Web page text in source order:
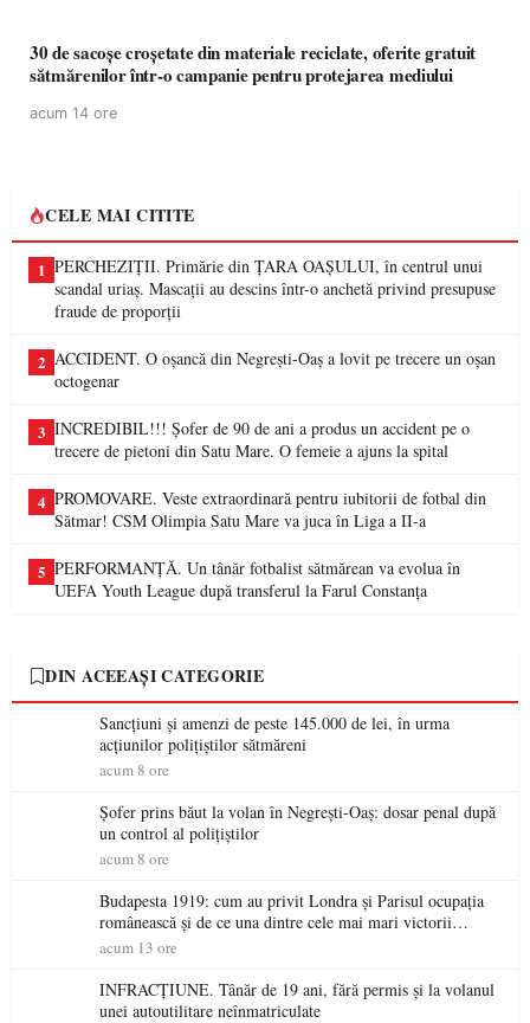
30 de sacoșe croșetate din materiale reciclate, oferite gratuit
sătmărenilor într-o campanie pentru protejarea mediului
acum 14 ore
CELE MAI CITITE
1 PERCHEZIȚII. Primărie din ȚARA OAȘULUI, în centrul unui
scandal uriaș. Mascații au descins într-o anchetă privind presupuse
fraude de proporții
2 ACCIDENT. O oșancă din Negrești-Oaș a lovit pe trecere un oșan
octogenar
3 INCREDIBIL!!! Șofer de 90 de ani a produs un accident pe o
trecere de pietoni din Satu Mare. O femeie a ajuns la spital
4 PROMOVARE. Veste extraordinară pentru iubitorii de fotbal din
Sătmar! CSM Olimpia Satu Mare va juca în Liga a II-a
5 PERFORMANȚĂ. Un tânăr fotbalist sătmărean va evolua în
UEFA Youth League după transferul la Farul Constanța
DIN ACEEAȘI CATEGORIE
Sancțiuni și amenzi de peste 145.000 de lei, în urma
acțiunilor polițiștilor sătmăreni
acum 8 ore
Șofer prins băut la volan în Negrești-Oaș: dosar penal după
un control al polițiștilor
acum 8 ore
Budapesta 1919: cum au privit Londra și Parisul ocupația
românească și de ce una dintre cele mai mari victorii
militare ale României a devenit o controversă diplomatică
acum 13 ore
INFRACȚIUNE. Tânăr de 19 ani, fără permis și la volanul
unei autoutilitare neînmatriculate